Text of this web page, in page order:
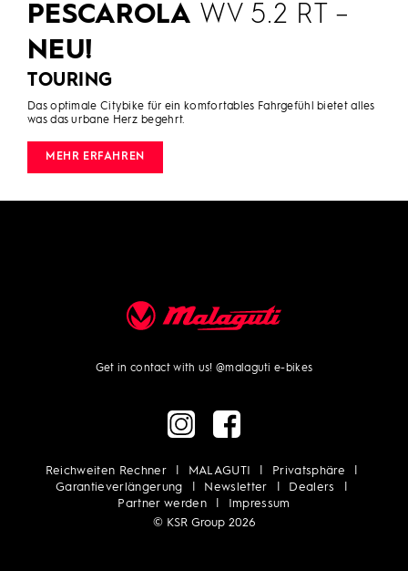
PESCAROLA WV 5.2 RT –
NEU!
TOURING
Das optimale Citybike für ein komfortables Fahrgefühl bietet alles
was das urbane Herz begehrt.
MEHR ERFAHREN
Get in contact with us!@malaguti e-bikes
Reichweiten Rechner MALAGUTI
Privatsphäre
Garantieverlängerung
Newsletter
Dealers
Partner werden
Impressum
© KSR Group 2026